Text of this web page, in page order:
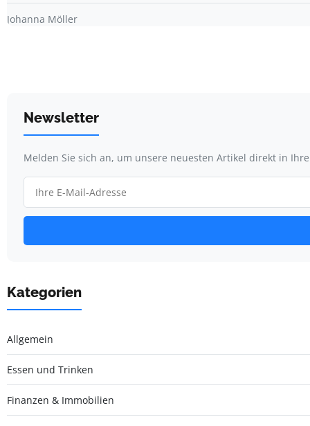
Johanna Möller
Newsletter
Melden Sie sich an, um unsere neuesten Artikel direkt in
Kategorien
Allgemein
Essen und Trinken
Finanzen & Immobilien